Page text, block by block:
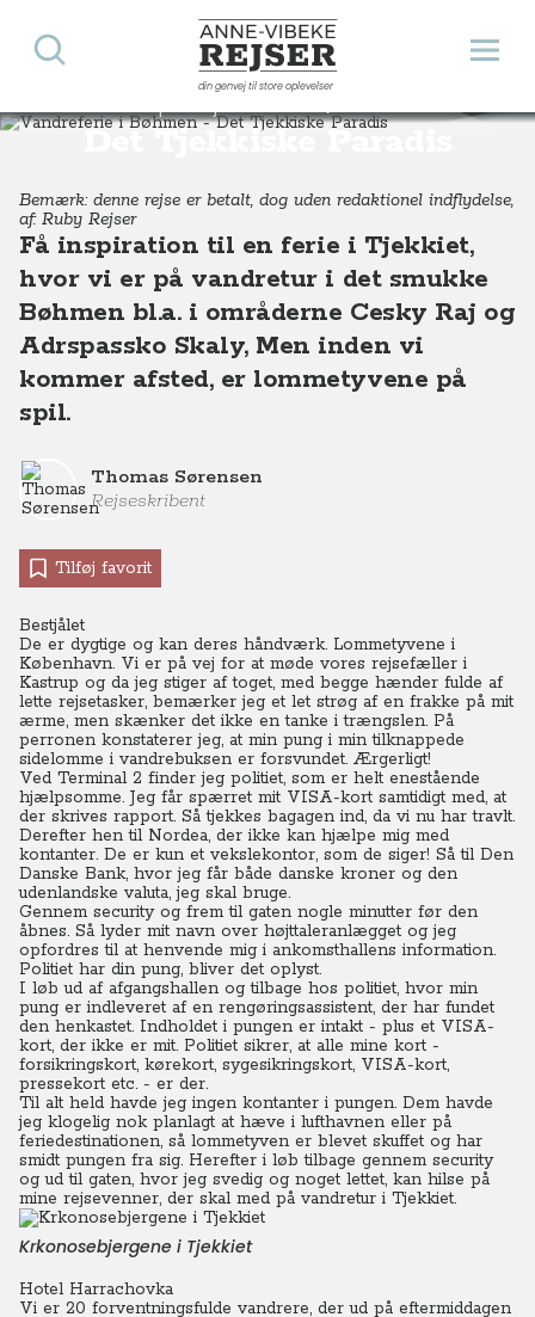
Anne-Vibeke Rejser
din genvej til store oplevelser
Åbn
Søg
Vandreferie i Bøhmen -
Det Tjekkiske Paradis
Destinationer Europa Tjekkiet Vandreferie i Bøhmen - Det Tjekkiske Paradis
Bemærk: denne rejse er betalt, dog uden redaktionel indflydelse,
af: Ruby Rejser
Få inspiration til en ferie i Tjekkiet,
hvor vi er på vandretur i det smukke
Bøhmen bl.a. i områderne Cesky Raj og
Adrspassko Skaly, Men inden vi
kommer afsted, er lommetyvene på
spil.
Thomas Sørensen
Rejseskribent
Tilføj favorit
Bestjålet
De er dygtige og kan deres håndværk. Lommetyvene i
København. Vi er på vej for at møde vores rejsefæller i
Kastrup og da jeg stiger af toget, med begge hænder fulde af
lette rejsetasker, bemærker jeg et let strøg af en frakke på mit
ærme, men skænker det ikke en tanke i trængslen. På
perronen konstaterer jeg, at min pung i min tilknappede
sidelomme i vandrebuksen er forsvundet. Ærgerligt!
Ved Terminal 2 finder jeg politiet, som er helt enestående
hjælpsomme. Jeg får spærret mit VISA-kort samtidigt med, at
der skrives rapport. Så tjekkes bagagen ind, da vi nu har travlt.
Derefter hen til Nordea, der ikke kan hjælpe mig med
kontanter. De er kun et vekslekontor, som de siger! Så til Den
Danske Bank, hvor jeg får både danske kroner og den
udenlandske valuta, jeg skal bruge.
Gennem security og frem til gaten nogle minutter før den
åbnes. Så lyder mit navn over højttaleranlægget og jeg
opfordres til at henvende mig i ankomsthallens information.
Politiet har din pung, bliver det oplyst.
I løb ud af afgangshallen og tilbage hos politiet, hvor min
pung er indleveret af en rengøringsassistent, der har fundet
den henkastet. Indholdet i pungen er intakt - plus et VISA-
kort, der ikke er mit. Politiet sikrer, at alle mine kort -
forsikringskort, kørekort, sygesikringskort, VISA-kort,
pressekort etc. - er der.
Til alt held havde jeg ingen kontanter i pungen. Dem havde
jeg klogelig nok planlagt at hæve i lufthavnen eller på
feriedestinationen, så lommetyven er blevet skuffet og har
smidt pungen fra sig. Herefter i løb tilbage gennem security
og ud til gaten, hvor jeg svedig og noget lettet, kan hilse på
mine rejsevenner, der skal med på vandretur i Tjekkiet.
Krkonosebjergene i Tjekkiet
Hotel Harrachovka
Vi er 20 forventningsfulde vandrere, der ud på eftermiddagen